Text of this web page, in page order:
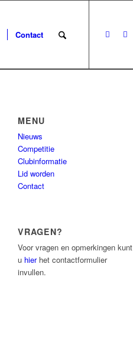
Contact
MENU
Nieuws
Competitie
Clubinformatie
Lid worden
Contact
VRAGEN?
Voor vragen en opmerkingen kunt
u hierhet contactformulier
invullen.